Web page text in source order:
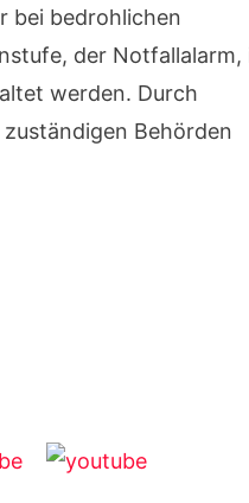
bei bedrohlichen
der Notfallalarm,
werden. Durch
Behörden